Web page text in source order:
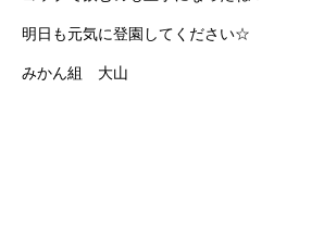
明日も元気に登園してください☆
みかん組 大山